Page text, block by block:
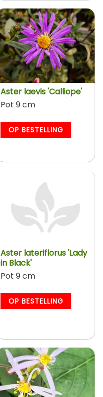
Aster laevis 'Calliope'
Pot 9 cm
OP BESTELLING
Aster lateriflorus 'Lady
in Black'
Pot 9 cm
OP BESTELLING